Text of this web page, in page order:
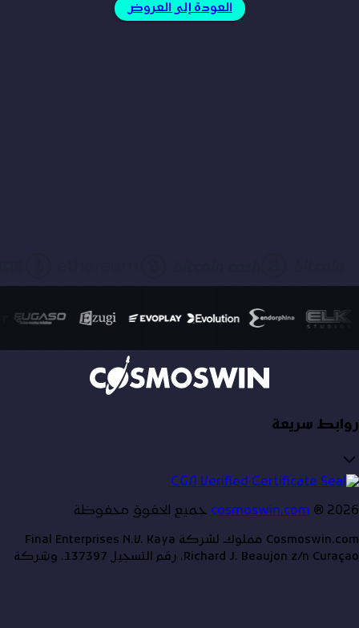
العودة إلى العروض
روابط سريعة
cosmoswin.com ® 2026 جميع الحقوق محفوظة
Cosmoswin.com مملوك لشركة Final Enterprises N.V. Kaya
Richard J. Beaujon z/n Curaçao، رقم التسجيل 137397، وشركة